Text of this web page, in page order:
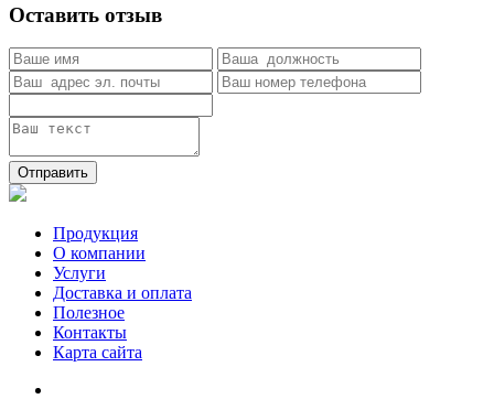
Оставить отзыв
Отправить
Продукция
О компании
Услуги
Доставка и оплата
Полезное
Контакты
Карта сайта